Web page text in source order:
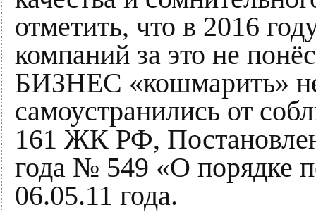
отметить, что в 2016
компаний за это не
БИЗНЕС «кошмарить»
самоустранились от
161 ЖК РФ,
года № 549 «О порядке
06.05.11 года.